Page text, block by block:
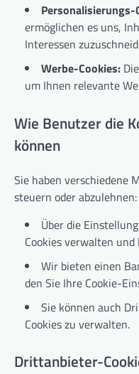
Personalisierungs-
ermöglichen es uns,
Interessen
Werbe-Cookies:
um Ihnen relevante
Wie Benutzer die
können
Sie haben verschiedene
steuern oder abzulehnen:
Über die
Cookies verwalten und
Wir bieten einen
den Sie Ihre Cookie-
Sie können auch
Cookies zu verwalten.
Drittanbieter-